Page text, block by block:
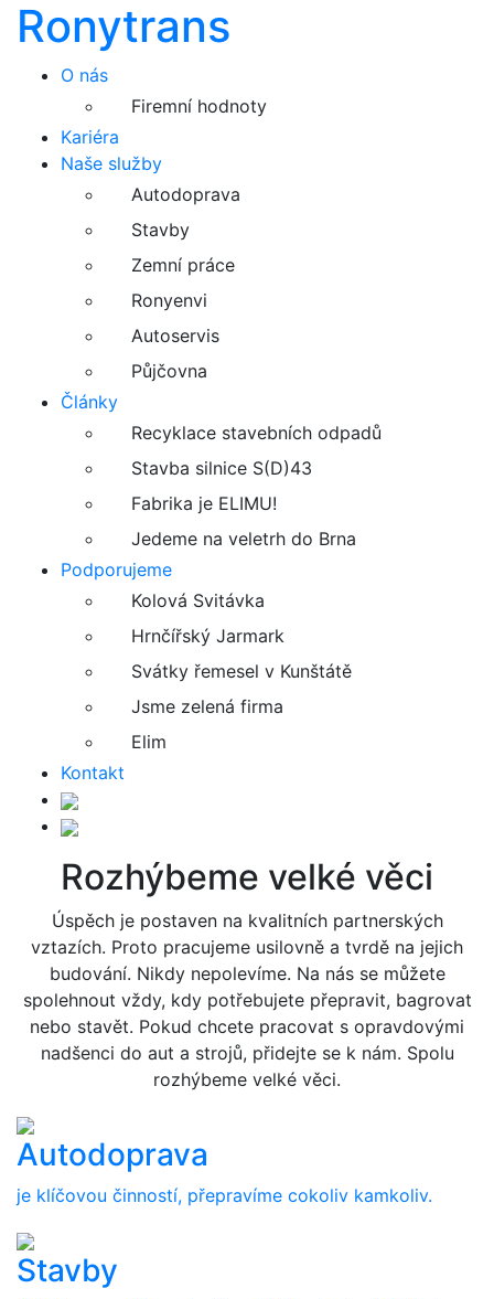
Ronytrans
O nás
Firemní hodnoty
Kariéra
Naše služby
Autodoprava
Stavby
Zemní práce
Ronyenvi
Autoservis
Půjčovna
Články
Recyklace stavebních odpadů
Stavba silnice S(D)43
Fabrika je ELIMU!
Jedeme na veletrh do Brna
Podporujeme
Kolová Svitávka
Hrnčířský Jarmark
Svátky řemesel v Kunštátě
Jsme zelená firma
Elim
Kontakt
Rozhýbeme velké věci
Úspěch je postaven na kvalitních partnerských
vztazích. Proto pracujeme usilovně a tvrdě na jejich
budování. Nikdy nepolevíme. Na nás se můžete
spolehnout vždy, kdy potřebujete přepravit, bagrovat
nebo stavět. Pokud chcete pracovat s opravdovými
nadšenci do aut a strojů, přidejte se k nám. Spolu
rozhýbeme velké věci.
Autodoprava
je klíčovou činností, přepravíme cokoliv kamkoliv.
Stavby